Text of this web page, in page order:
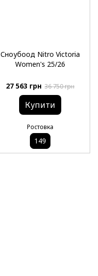
Сноубоод Nitro Victoria
Women's 25/26
27 563 грн 36 750 грн
Купити
Ростовка
149